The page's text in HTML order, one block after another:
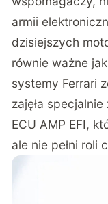
armii
dzisiejszych
równie ważne
systemy Ferrari
zajęła
ECU AMP EFI,
ale nie pełni roli